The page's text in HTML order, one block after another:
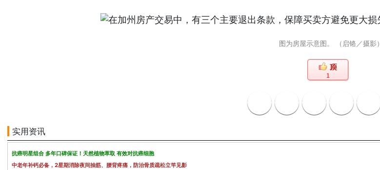
图为房屋示意图。 （启铬／摄影）
1
实用资讯
抗癌明星组合 多年口碑保证！天然植物萃取 有效对抗癌细胞
中老年补钙必备，2星期消除夜间抽筋、腰背疼痛，防治骨质疏松立竿见影